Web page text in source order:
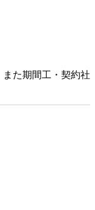
た期間工・契約社